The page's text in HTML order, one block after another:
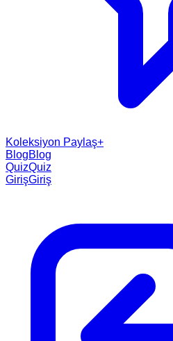
Koleksiyon Paylaş+
BlogBlog
QuizQuiz
GirişGiriş